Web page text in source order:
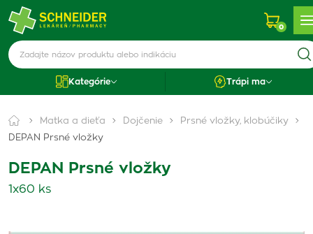
0
Kategórie Trápi ma
Matka a dieťa Dojčenie
Prsné vložky, klobúčiky
DEPAN Prsné vložky
DEPAN Prsné vložky
1x60 ks